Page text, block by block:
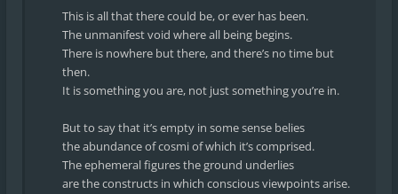
This is all that there could be, or ever has been.
The unmanifest void where all being begins.
There is nowhere but there, and there’s no time but
then.
It is something you are, not just something you’re in.
But to say that it’s empty in some sense belies
the abundance of cosmi of which it’s comprised.
The ephemeral figures the ground underlies
are the constructs in which conscious viewpoints arise.